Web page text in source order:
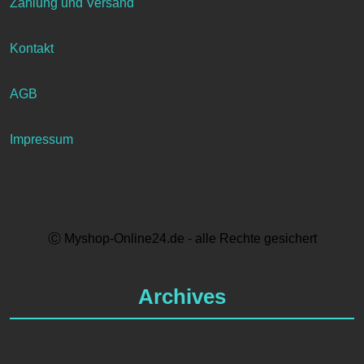
Zahlung und Versand
Kontakt
AGB
Impressum
Ⓒ Myshop-Online24.de - alle Rechte gesichert
Archives